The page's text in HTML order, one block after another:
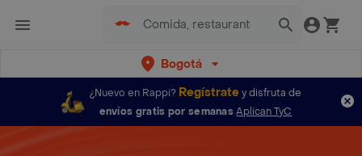
Bogotá
¿Nuevo en Rappi? Regístratey disfruta de
envíos gratis por semanas Aplican TyC